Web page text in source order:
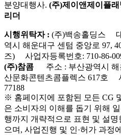
분양대행사. (주)제이앤제이플
리더
시행위탁자 : (주)백송홀딩스
역시 해운대구 센텀 중앙로 97,
즈) 사업자등록번호: 710-86-
(주)참콤 주소 : 부산광역시 해
산문화콘텐츠콤플렉스 617호
77188
※ 홈페이지에 포함된 모든 CG
은 소비자의 이해를 돕기 위해
행까지 개략적으로 표현 및 설
으며, 사업진행 및 인·허가 과정